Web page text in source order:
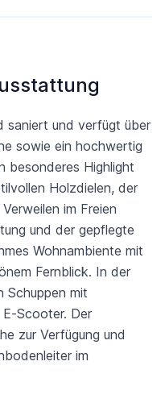
saniert und verfügt über
sowie ein hochwertig
besonderes Highlight
Holzdielen, der
im Freien
und der gepflegte
Wohnambiente mit
Fernblick. In der
Schuppen mit
Scooter. Der
zur Verfügung und
im